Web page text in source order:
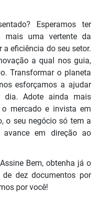
Esperamos ter
mais uma vertente da
eficiência do seu setor.
a qual nos guia,
Transformar o planeta
esforçamos a ajudar
dia. Adote ainda mais
o mercado e invista em
o seu negócio só tem a
em direção ao
Bem, obtenha já o
dez documentos por
por você!